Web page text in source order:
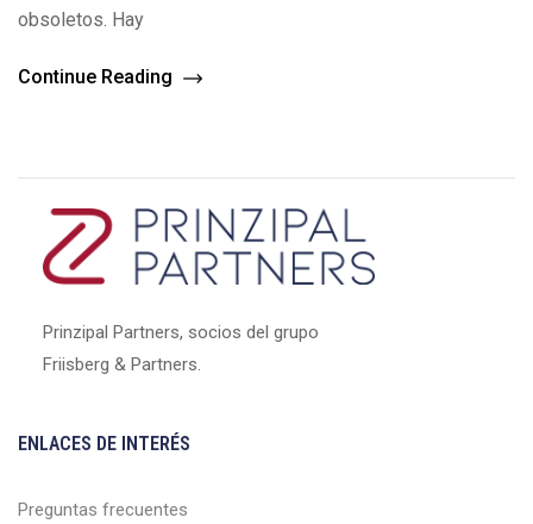
obsoletos. Hay
Continue Reading
Prinzipal Partners, socios del grupo
Friisberg & Partners.
ENLACES DE INTERÉS
Preguntas frecuentes